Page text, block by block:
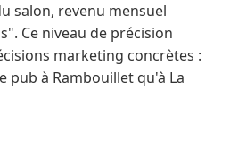
salon, revenu mensuel
Ce niveau de précision
marketing concrètes :
pub à Rambouillet qu'à La